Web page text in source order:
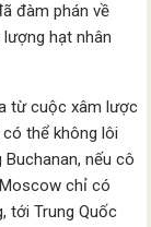
đàm phán về
hạt nhân
từ cuộc xâm lược
thể không lôi
nếu cô
chỉ có
tới Trung Quốc